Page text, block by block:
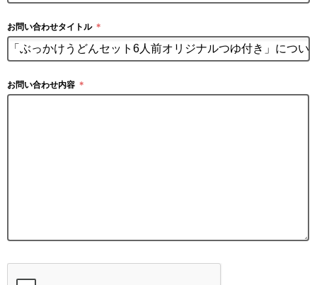
お問い合わせタイトル ＊
お問い合わせ内容 ＊